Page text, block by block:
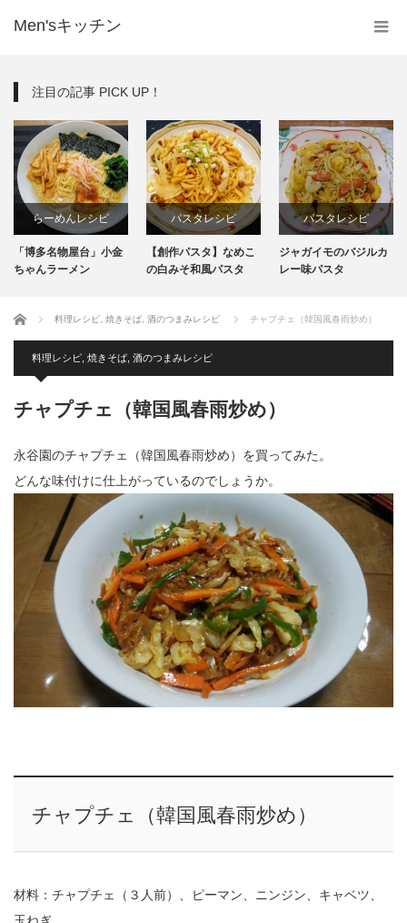
Men'sキッチン
注目の記事 PICK UP！
らーめんレシピ
インスタント
「博多名物屋台」小金
ちゃんラーメン
パスタレシピ
【創作パスタ】なめこ
の白みそ和風パスタ
パスタレシピ
ジャガイモのバジルカ
レー味パスタ
ホーム 料理レシピ 焼きそば 酒のつまみレシピ チャプチェ（韓国風春雨炒め）
料理レシピ 焼きそば 酒のつまみレシピ
チャプチェ（韓国風春雨炒め）
永谷園のチャプチェ（韓国風春雨炒め）を買ってみた。
どんな味付けに仕上がっているのでしょうか。
チャプチェ（韓国風春雨炒め）
材料：チャプチェ（３人前）、ピーマン、ニンジン、キャベツ、